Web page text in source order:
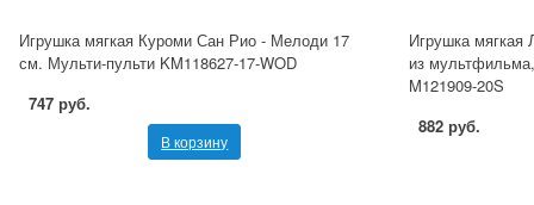
Игрушка мягкая Куроми Сан Рио - Мелоди 17
см. Мульти-пульти KM118627-17-WOD
747 руб.
В корзину
Игрушка
из
M121909-20S
882 руб.